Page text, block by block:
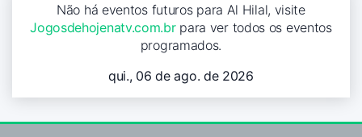
Não há eventos futuros para Al Hilal, visite
Jogosdehojenatv.com.brpara ver todos os eventos
programados.
qui., 06 de ago. de 2026